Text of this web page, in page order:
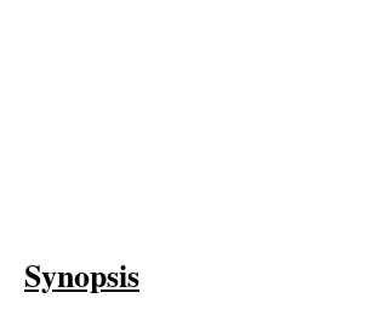
Synopsis